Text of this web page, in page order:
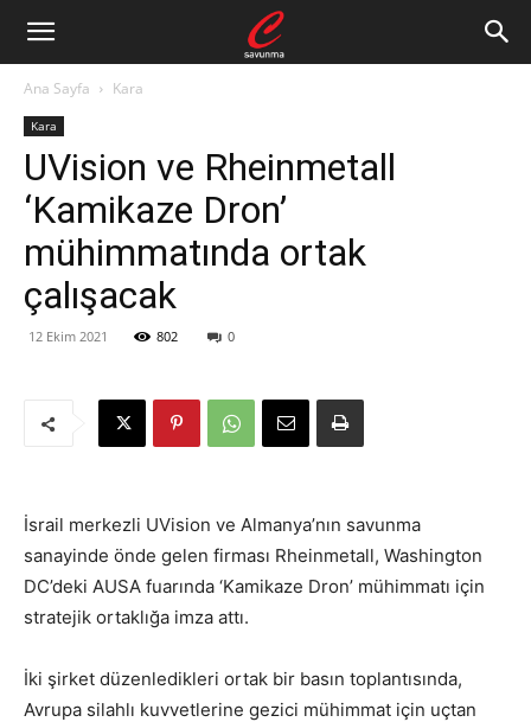
Ana Sayfa Kara
Kara
UVision ve Rheinmetall
‘Kamikaze Dron’
mühimmatında ortak
çalışacak
12 Ekim 2021 802 0
İsrail merkezli UVision ve Almanya’nın savunma
sanayinde önde gelen firması Rheinmetall, Washington
DC’deki AUSA fuarında ‘Kamikaze Dron’ mühimmatı için
stratejik ortaklığa imza attı.
İki şirket düzenledikleri ortak bir basın toplantısında,
Avrupa silahlı kuvvetlerine gezici mühimmat için uçtan